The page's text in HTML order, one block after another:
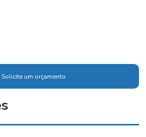
Solicite um orçamento